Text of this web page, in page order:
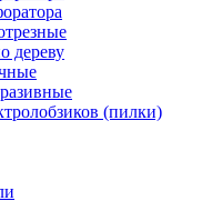
дереву
(пилки)